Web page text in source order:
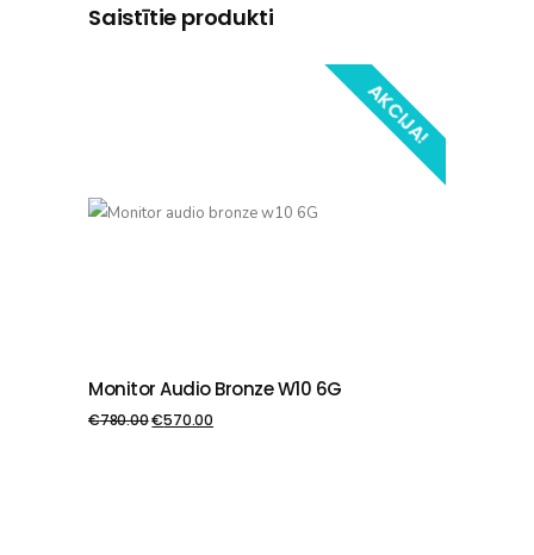
Saistītie produkti
AKCIJA!
PIEVIENOT GROZAM
Monitor Audio Bronze W10 6G
€780.00€570.00